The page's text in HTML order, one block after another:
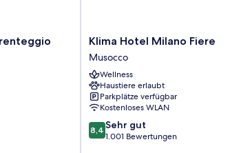
Klima
Hotel
Milano
Fiere
Musocco
Klima Hotel Milano Fiere
Musocco
Wellness
Haustiere erlaubt
Parkplätze verfügbar
Kostenloses WLAN
8.4
von
8,4 Sehr gut
1.001 Bewertungen